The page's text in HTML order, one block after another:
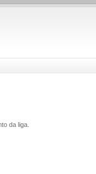
da liga.